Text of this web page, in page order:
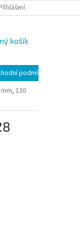
košík
podmínky
130